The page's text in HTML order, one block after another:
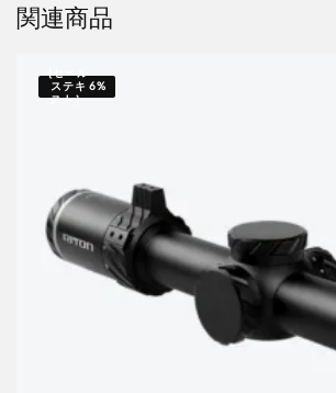
関連商品
{セール
ステキ
スト｝
6%